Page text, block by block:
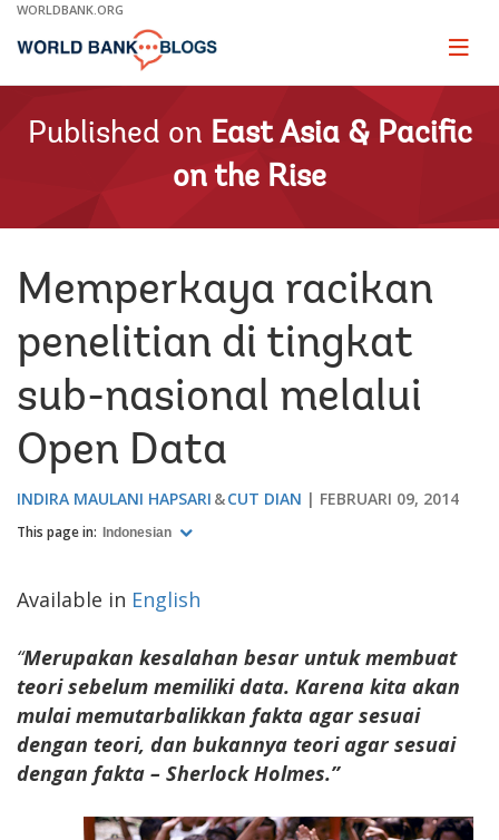
Skip
Main
WORLDBANK.ORG
Page
Published on East Asia & Pacific
on the Rise
Memperkaya racikan
penelitian di tingkat
sub-nasional melalui
Open Data
INDIRA MAULANI HAPSARI CUT DIAN FEBRUARI 09, 2014
This page in: Indonesian
Available in English
“Merupakan kesalahan besar untuk membuat
teori sebelum memiliki data. Karena kita akan
mulai memutarbalikkan fakta agar sesuai
dengan teori, dan bukannya teori agar sesuai
dengan fakta – Sherlock Holmes.”